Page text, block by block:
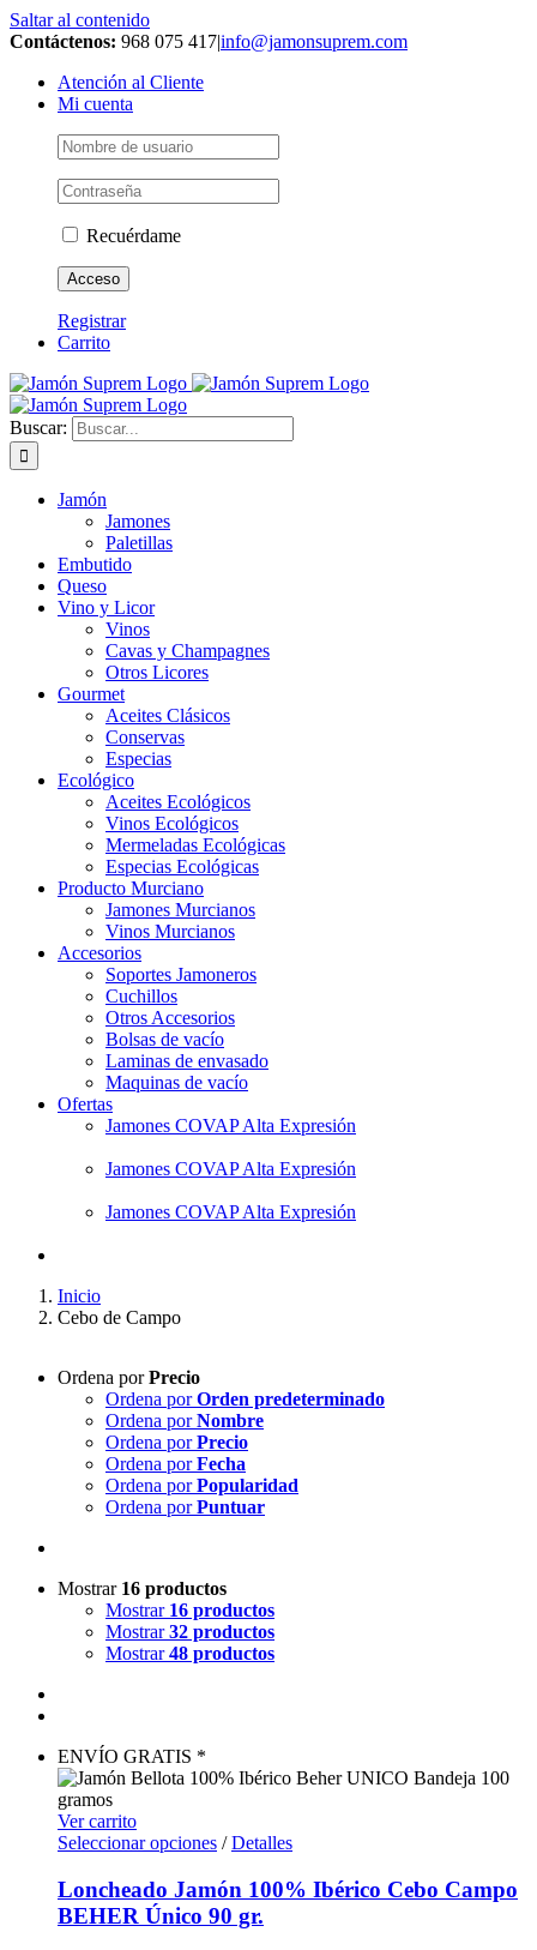
Saltar al contenido
Contáctenos: 968 075 417|info@jamonsuprem.com
Atención al Cliente
Mi cuenta
Recuérdame
Registrar
Carrito
Buscar:
Jamón
Jamones
Paletillas
Embutido
Queso
Vino y Licor
Vinos
Cavas y Champagnes
Otros Licores
Gourmet
Aceites Clásicos
Conservas
Especias
Ecológico
Aceites Ecológicos
Vinos Ecológicos
Mermeladas Ecológicas
Especias Ecológicas
Producto Murciano
Jamones Murcianos
Vinos Murcianos
Accesorios
Soportes Jamoneros
Cuchillos
Otros Accesorios
Bolsas de vacío
Laminas de envasado
Maquinas de vacío
Ofertas
Jamones COVAP Alta Expresión
Jamones COVAP Alta Expresión
Jamones COVAP Alta Expresión
Inicio
Cebo de Campo
Ordena porPrecio
Ordena porOrden predeterminado
Ordena porNombre
Ordena porPrecio
Ordena porFecha
Ordena porPopularidad
Ordena porPuntuar
Mostrar 16 productos
Mostrar 16 productos
Mostrar32 productos
Mostrar48 productos
ENVÍO GRATIS *
Ver carrito
Seleccionar opciones / Detalles
Loncheado Jamón 100% Ibérico Cebo Campo
BEHER Único 90 gr.